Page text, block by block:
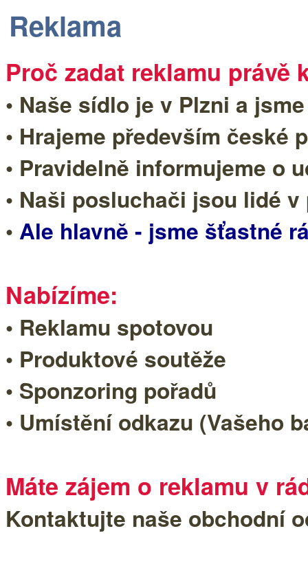
Reklama
Proč zadat reklamu právě
• Naše sídlo je v Plzni a
• Hrajeme především české
• Pravidelně informujeme o
• Naši posluchači jsou lidé
• Ale hlavně - jsme šťastné
Nabízíme:
• Reklamu spotovou
• Produktové soutěže
• Sponzoring pořadů
• Umístění odkazu (Vašeho
Máte zájem o reklamu v
Kontaktujte naše obchodní